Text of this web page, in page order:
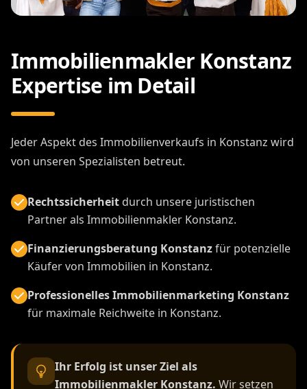
Immobilienmakler Konstanz
Expertise im Detail
Jeder Aspekt des Immobilienverkaufs in Konstanz wird
von unseren Spezialisten betreut.
Rechtssicherheitdurch unsere juristischen
Partner als Immobilienmakler Konstanz.
Finanzierungsberatung Konstanzfür potenzielle
Käufer von Immobilien in Konstanz.
Professionelles Immobilienmarketing Konstanz
für maximale Reichweite in Konstanz.
Ihr Erfolg ist unser Ziel als
Immobilienmakler Konstanz. Wir setzen